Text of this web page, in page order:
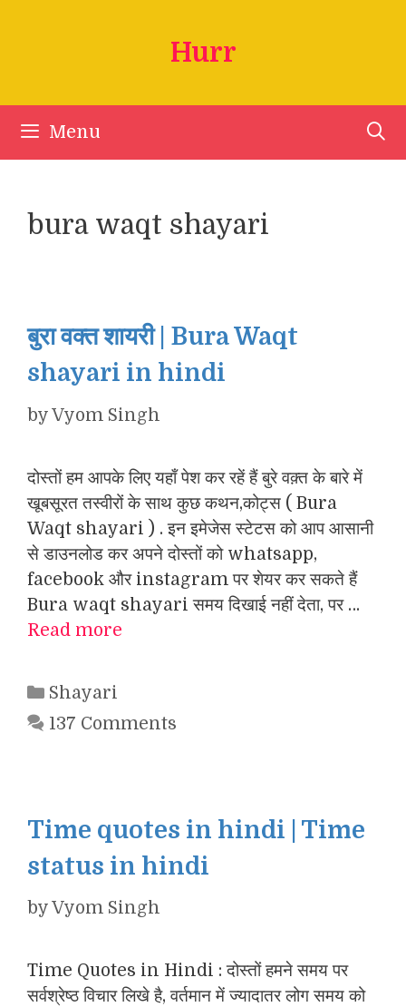
Hurr
Menu
bura waqt shayari
बुरा वक्त शायरी | Bura Waqt
shayari in hindi
byVyom Singh
दोस्तों हम आपके लिए यहाँ पेश कर रहें हैं बुरे वक़्त के बारे में
खूबसूरत तस्वीरों के साथ कुछ कथन,कोट्स ( Bura
Waqt shayari ) . इन इमेजेस स्टेटस को आप आसानी
से डाउनलोड कर अपने दोस्तों को whatsapp,
facebook और instagram पर शेयर कर सकते हैं
Bura waqt shayari समय दिखाई नहीं देता, पर …
Read more
Categories
Shayari
137 Comments
Time quotes in hindi | Time
status in hindi
byVyom Singh
Time Quotes in Hindi : दोस्तों हमने समय पर
सर्वश्रेष्ठ विचार लिखे है, वर्तमान में ज्यादातर लोग समय को